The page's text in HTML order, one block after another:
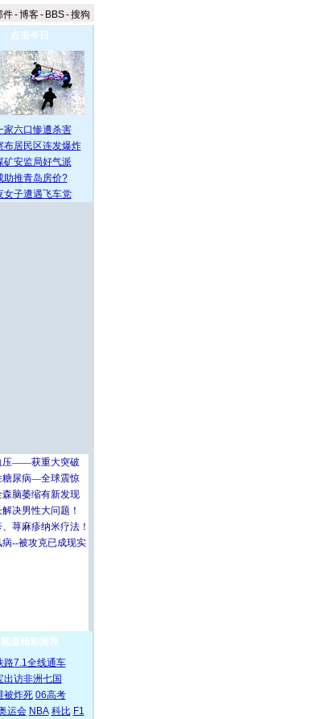
件-博客- BBS-搜狗
点击今日
家六口惨遭杀害
布居民区连发爆炸
矿安监局好气派
助推青岛房价?
女子遭遇飞车党
频道精彩推荐
路7.1全线通车
出访非洲七国
被炸死 06高考
运会 NBA 科比 F1